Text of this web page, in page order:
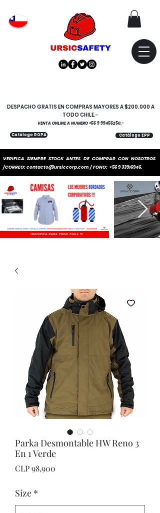
VERIFICA SIEMPRE STOCK ANTES DE COMPRAR CON NOSOTROS
/CORREO:contacto@ursiccorp.com/ FONO: +56 9 33916946.
Catálogo EPP
Catálogo ROPA
DESPACHO GRATIS EN COMPRAS MAYORES A $200.000 A
TODO CHILE.-
VENTA ONLINE A NUMERO+56 9 99456250.-
Parka Desmontable HW Reno 3
En 1 Verde
CLP 98,900
Size *